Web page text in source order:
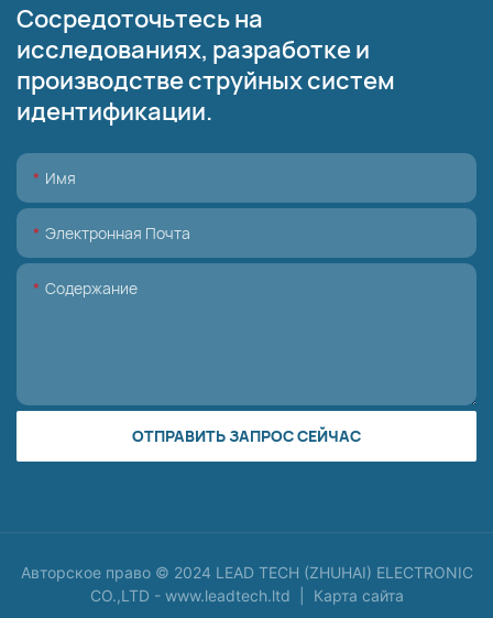
Сосредоточьтесь на
исследованиях, разработке и
производстве струйных систем
идентификации.
Имя
Электронная Почта
Содержание
ОТПРАВИТЬ ЗАПРОС СЕЙЧАС
Авторское право © 2024 LEAD TECH (ZHUHAI) ELECTRONIC
CO.,LTD - www.leadtech.ltd Карта сайта